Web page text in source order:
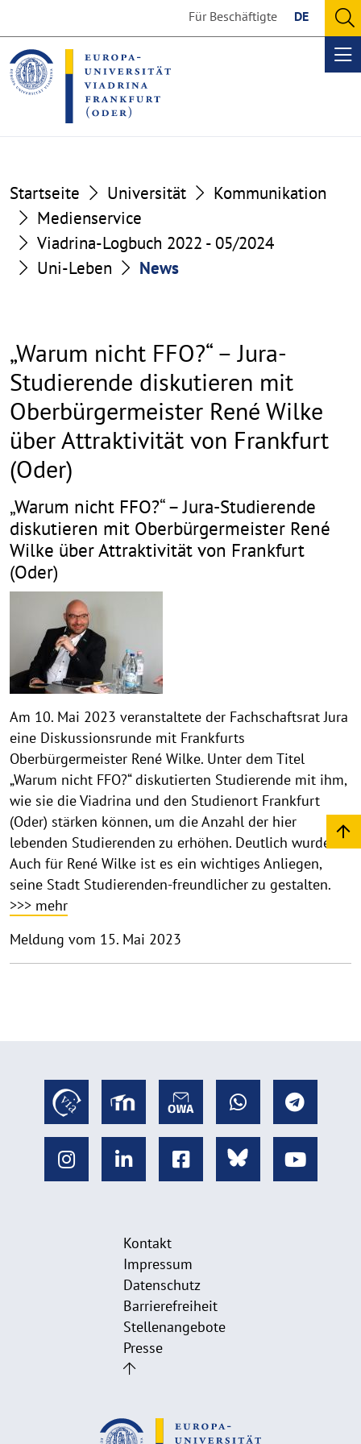
the
content
section
the
footer
section
Für Beschäftigte DE
Startseite Universität
Kommunikation
Medienservice
Viadrina-Logbuch 2022 - 05/2024
Uni-Leben
News
„Warum nicht FFO?“ – Jura-
Studierende diskutieren mit
Oberbürgermeister René Wilke
über Attraktivität von Frankfurt
(Oder)
„Warum nicht FFO?“ – Jura-Studierende
diskutieren mit Oberbürgermeister René
Wilke über Attraktivität von Frankfurt
(Oder)
Am 10. Mai 2023 veranstaltete der Fachschaftsrat Jura
eine Diskussionsrunde mit Frankfurts
Oberbürgermeister René Wilke. Unter dem Titel
„Warum nicht FFO?“ diskutierten Studierende mit ihm,
wie sie die Viadrina und den Studienort Frankfurt
(Oder) stärken können, um die Anzahl der hier
lebenden Studierenden zu erhöhen. Deutlich wurde:
Auch für René Wilke ist es ein wichtiges Anliegen,
seine Stadt Studierenden-freundlicher zu gestalten.
>>> mehr
Meldung vom 15. Mai 2023
Kontakt
Impressum
Datenschutz
Barrierefreiheit
Stellenangebote
Presse